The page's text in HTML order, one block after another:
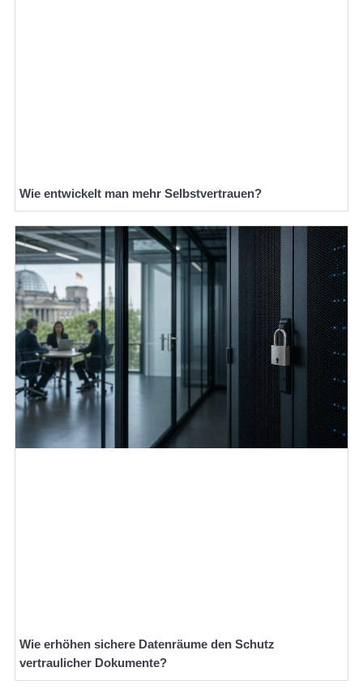
Wie entwickelt man mehr Selbstvertrauen?
Wie erhöhen sichere Datenräume den Schutz
vertraulicher Dokumente?